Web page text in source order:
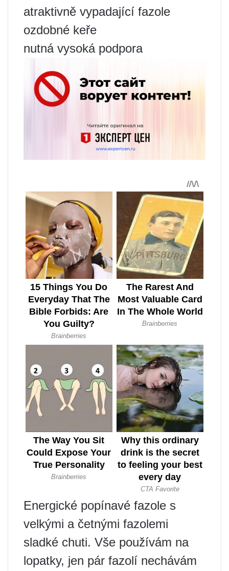
atraktivně vypadající fazole
ozdobné keře
nutná vysoká podpora
Energické popínavé fazole s
velkými a četnými fazolemi
sladké chuti. Vše používám na
lopatky, jen pár fazolí nechávám